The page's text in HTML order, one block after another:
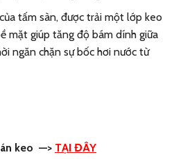
tấm sàn, được trải một lớp keo
mặt giúp tăng độ bám dính giữa
ngăn chặn sự bốc hơi nước từ
keo —> TẠI ĐÂY